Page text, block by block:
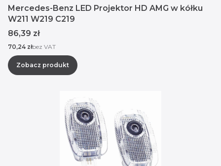
Mercedes-Benz LED Projektor HD AMG w kółku
W211 W219 C219
Cena
86,39 zł
Cena
70,24 złbez VAT
Zobacz produkt